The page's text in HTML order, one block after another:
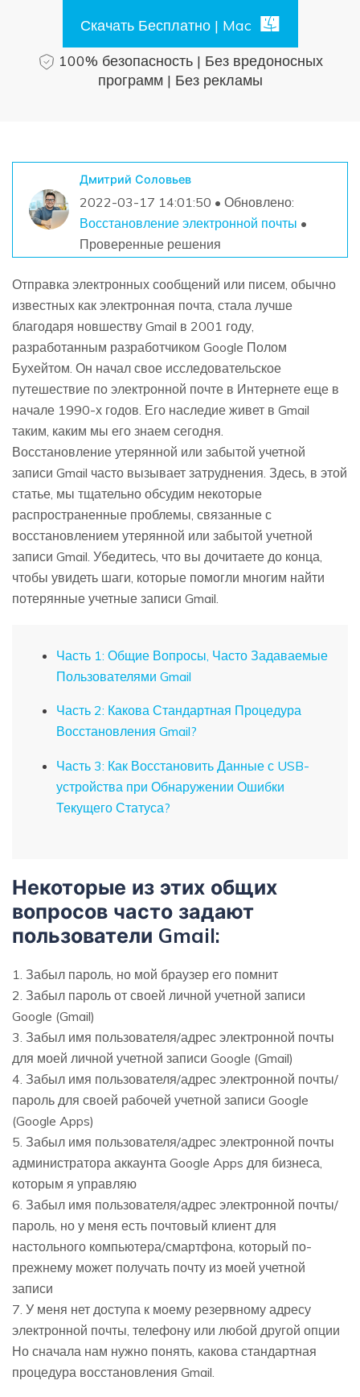
Информационный центр
Скачать Бесплатно | Mac
100% безопасность | Без вредоносных
программ | Без рекламы
Дмитрий Соловьев
2022-03-17 14:01:50 • Обновлено:
Восстановление электронной почты •
Проверенные решения
Отправка электронных сообщений или писем, обычно
известных как электронная почта, стала лучше
благодаря новшеству Gmail в 2001 году,
разработанным разработчиком Google Полом
Бухейтом. Он начал свое исследовательское
путешествие по электронной почте в Интернете еще в
начале 1990-х годов. Его наследие живет в Gmail
таким, каким мы его знаем сегодня.
Восстановление утерянной или забытой учетной
записи Gmail часто вызывает затруднения. Здесь, в этой
статье, мы тщательно обсудим некоторые
распространенные проблемы, связанные с
восстановлением утерянной или забытой учетной
записи Gmail. Убедитесь, что вы дочитаете до конца,
чтобы увидеть шаги, которые помогли многим найти
потерянные учетные записи Gmail.
Часть 1: Общие Вопросы, Часто Задаваемые
Пользователями Gmail
Часть 2: Какова Стандартная Процедура
Восстановления Gmail?
Часть 3: Как Восстановить Данные с USB-
устройства при Обнаружении Ошибки
Текущего Статуса?
Некоторые из этих общих
вопросов часто задают
пользователи Gmail:
1. Забыл пароль, но мой браузер его помнит
2. Забыл пароль от своей личной учетной записи
Google (Gmail)
3. Забыл имя пользователя/адрес электронной почты
для моей личной учетной записи Google (Gmail)
4. Забыл имя пользователя/адрес электронной почты/
пароль для своей рабочей учетной записи Google
(Google Apps)
5. Забыл имя пользователя/адрес электронной почты
администратора аккаунта Google Apps для бизнеса,
которым я управляю
6. Забыл имя пользователя/адрес электронной почты/
пароль, но у меня есть почтовый клиент для
настольного компьютера/смартфона, который по-
прежнему может получать почту из моей учетной
записи
7. У меня нет доступа к моему резервному адресу
электронной почты, телефону или любой другой опции
Но сначала нам нужно понять, какова стандартная
процедура восстановления Gmail.